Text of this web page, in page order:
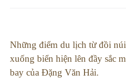
Những điểm du lịch từ đồi
xuống biển hiện lên đầy sắc
bay của Đặng Văn Hải.